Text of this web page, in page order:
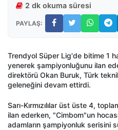
2 dk okuma süresi
PAYLAŞ:
Trendyol Süper Lig'de bitime 1
yenerek şampiyonluğunu ilan
direktörü Okan Buruk, Türk
geleneğini devam ettirdi.
Sarı-Kırmızılılar üst üste 4,
ilan ederken, "Cimbom"un
adamların şampiyonluk serisini